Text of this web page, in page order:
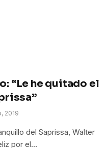
“Le he quitado el
2019
del Saprissa, Walter
por el…